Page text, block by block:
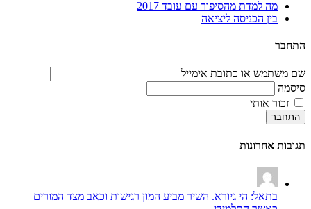
מה למדת מהסיפור עם עובד 2017
בין הכניסה ליציאה
התחבר
שם משתמש או כתובת אימייל
סיסמה
זכור אותי
התחבר
תגובות אחרונות
בתאל: הי גיורא. השיר מביע המון רגישות וכאב מצד המורים